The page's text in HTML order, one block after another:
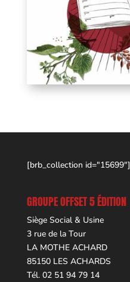
[brb_collection id="15699"]
GROUPE OFFSET 5 ÉDITION
Siège Social & Usine
3 rue de la Tour
LA MOTHE ACHARD
85150 LES ACHARDS
Tél. 02 51 94 79 14